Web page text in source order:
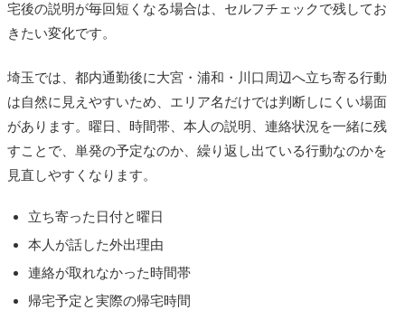
宅後の説明が毎回短くなる場合は、セルフチェックで残してお
きたい変化です。
埼玉では、都内通勤後に大宮・浦和・川口周辺へ立ち寄る行動
は自然に見えやすいため、エリア名だけでは判断しにくい場面
があります。曜日、時間帯、本人の説明、連絡状況を一緒に残
すことで、単発の予定なのか、繰り返し出ている行動なのかを
見直しやすくなります。
立ち寄った日付と曜日
本人が話した外出理由
連絡が取れなかった時間帯
帰宅予定と実際の帰宅時間